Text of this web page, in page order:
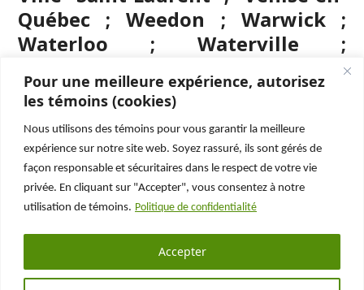
Pour une meilleure expérience, autorisez
les témoins (cookies)
Nous utilisons des témoins pour vous garantir la meilleure
expérience sur notre site web. Soyez rassuré, ils sont gérés de
façon responsable et sécuritaires dans le respect de votre vie
privée. En cliquant sur "Accepter", vous consentez à notre
utilisation de témoins. Politique de confidentialité
Accepter
Québec ; Weedon ; Warwick ;
Waterloo ; Waterville ;
Westmount ; Windsor ; Wickham ;
Wolinak ; Wotton ; Yamachiche ;
POLITIQUE DECONFIDENTIALITÉLEGAULT-DUBOIS
Legault-Dubois inc. © 2015-2026 – Tous droits réservés